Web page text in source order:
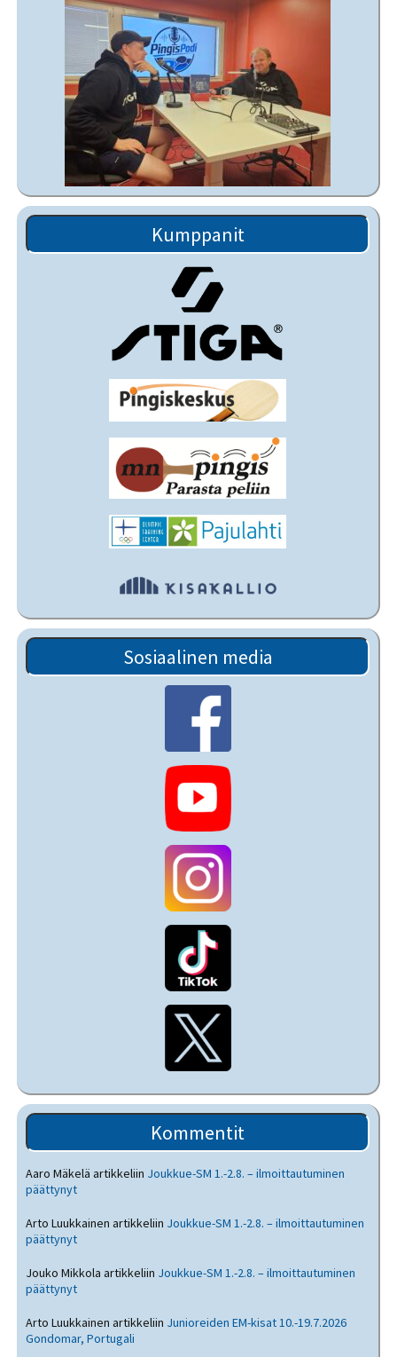
Kumppanit
Sosiaalinen media
Kommentit
Aaro Mäkelä artikkeliin Joukkue-SM 1.-2.8. – ilmoittautuminen
päättynyt
Arto Luukkainen artikkeliin Joukkue-SM 1.-2.8. – ilmoittautuminen
päättynyt
Jouko Mikkola artikkeliin Joukkue-SM 1.-2.8. – ilmoittautuminen
päättynyt
Arto Luukkainen artikkeliin Junioreiden EM-kisat 10.-19.7.2026
Gondomar, Portugali